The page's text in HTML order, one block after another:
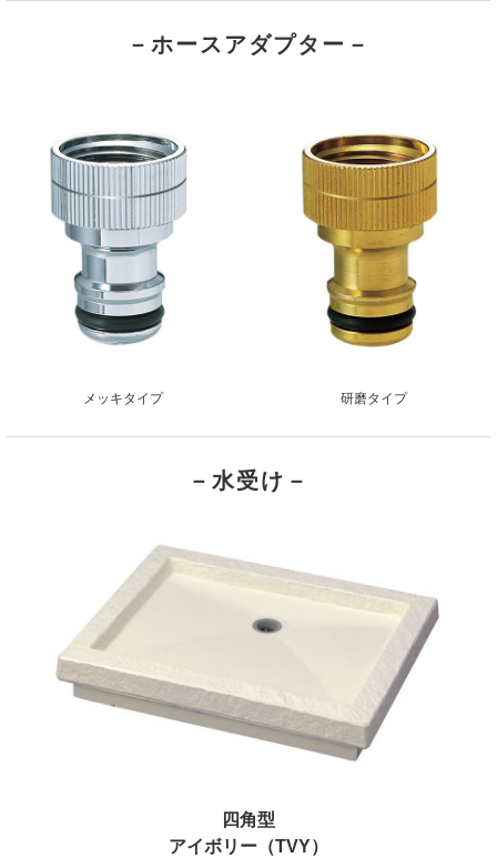
－ホースアダプター－
メッキタイプ 研磨タイプ
－水受け－
四角型
アイボリー（TVY）